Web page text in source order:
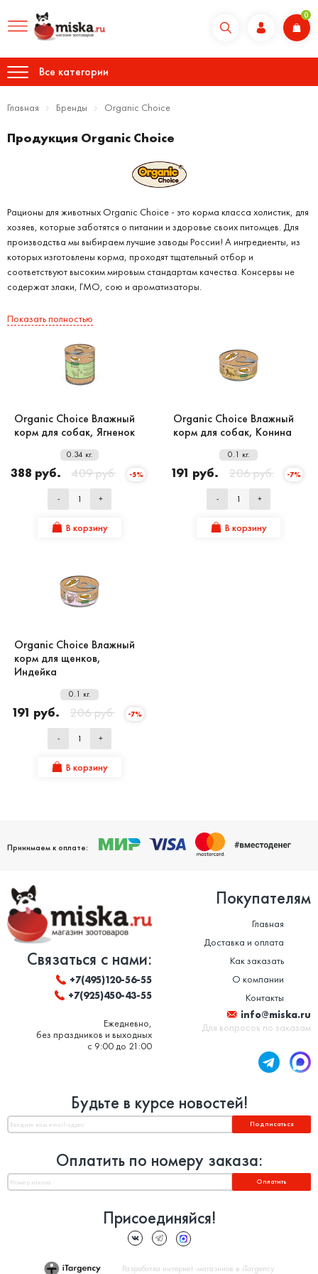
0
Все категории
Главная Бренды Organic Choice
Продукция Organic Choice
Рационы для животных Organic Choice - это корма класса холистик, для
хозяев, которые заботятся о питании и здоровье своих питомцев. Для
производства мы выбираем лучшие заводы России! А ингредиенты, из
которых изготовлены корма, проходят тщательный отбор и
соответствуют высоким мировым стандартам качества. Консервы не
содержат злаки, ГМО, сою и ароматизаторы.
Показать полностью
Organic Сhoice Влажный
корм для собак, Ягненок
0.34 кг.
388 руб. 409 руб. -5%
- +
В корзину
Organic Сhoice Влажный
корм для собак, Конина
0.1 кг.
191 руб. 206 руб. -7%
- +
В корзину
Organic Сhoice Влажный
корм для щенков,
Индейка
0.1 кг.
191 руб. 206 руб. -7%
- +
В корзину
Принимаем к оплате:
Связаться с нами:
+7(495)120-56-55
+7(925)450-43-55
Ежедневно,
без праздников и выходных
с 9:00 до 21:00
Покупателям
Главная
Доставка и оплата
Как заказать
О компании
Контакты
info@miska.ru
Для вопросов по заказам
Будьте в курсе новостей!
Подписаться
Оплатить по номеру заказа:
Оплатить
Присоединяйся!
Разработка интернет-магазинов в iTargency